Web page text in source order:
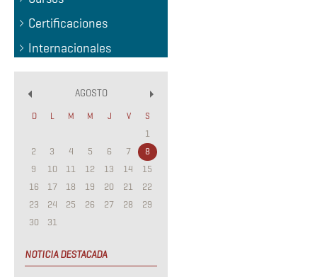
Certificaciones
Internacionales
AGOSTO
D L M M J V S
1
2
3 4 5 6 7
8
9
10 11 12 13 14
15
16
17 18 19 20 21
22
23
24 25 26 27 28
29
30
31
NOTICIA DESTACADA